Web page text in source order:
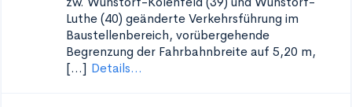
Luthe (40) geänderte Verkehrsführung im
Baustellenbereich, vorübergehende
Begrenzung der Fahrbahnbreite auf 5,20 m,
[...] Details...